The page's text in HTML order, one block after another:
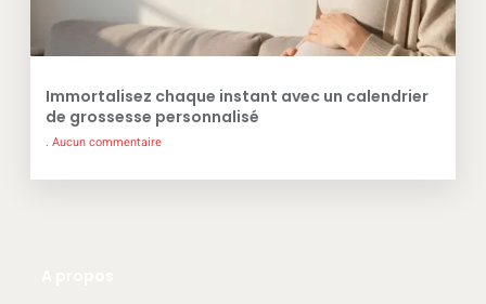
Immortalisez chaque instant avec un calendrier
de grossesse personnalisé
Aucun commentaire